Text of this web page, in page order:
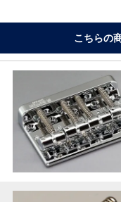
こちらの